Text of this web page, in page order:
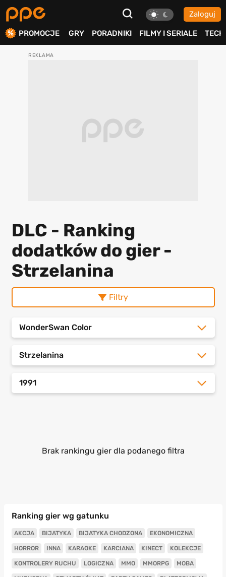
Zaloguj
PROMOCJE GRY PORADNIKI FILMY I SERIALE TECH
DLC - Ranking
dodatków do gier -
Strzelanina
Filtry
WonderSwan Color
Strzelanina
1991
Brak rankingu gier dla podanego filtra
Ranking gier wg gatunku
AKCJA BIJATYKA BIJATYKA CHODZONA EKONOMICZNA
HORROR INNA KARAOKE KARCIANA KINECT KOLEKCJE
KONTROLERY RUCHU LOGICZNA MMO MMORPG MOBA